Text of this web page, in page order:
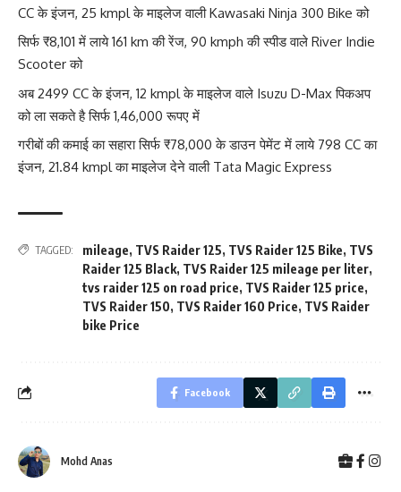
CC के इंजन, 25 kmpl के माइलेज वाली Kawasaki Ninja 300 Bike को
सिर्फ ₹8,101 में लाये 161 km की रेंज, 90 kmph की स्पीड वाले River Indie
Scooter को
अब 2499 CC के इंजन, 12 kmpl के माइलेज वाले Isuzu D-Max पिकअप
को ला सकते है सिर्फ 1,46,000 रूपए में
गरीबों की कमाई का सहारा सिर्फ ₹78,000 के डाउन पेमेंट में लाये 798 CC का
इंजन, 21.84 kmpl का माइलेज देने वाली Tata Magic Express
TAGGED: mileage, TVS Raider 125, TVS Raider 125 Bike, TVS
Raider 125 Black, TVS Raider 125 mileage per liter,
tvs raider 125 on road price, TVS Raider 125 price,
TVS Raider 150, TVS Raider 160 Price, TVS Raider
bike Price
Facebook
Mohd Anas